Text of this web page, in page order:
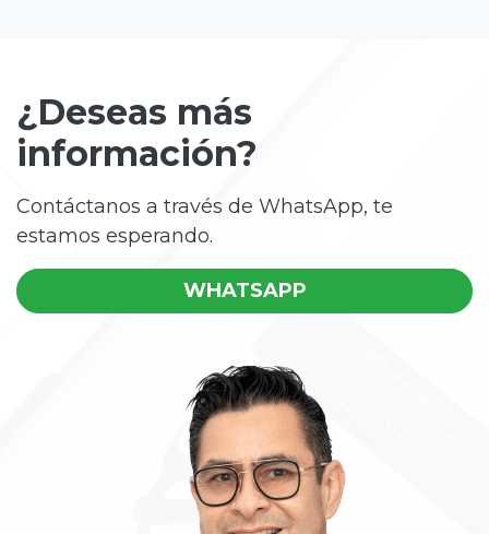
¿Deseas más
información?
Contáctanos a través de WhatsApp, te
estamos esperando.
WHATSAPP